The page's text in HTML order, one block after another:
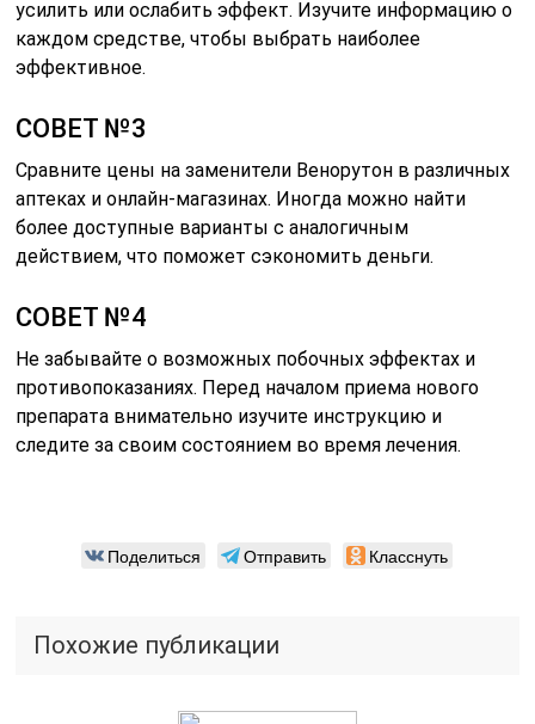
усилить или ослабить эффект. Изучите информацию о
каждом средстве, чтобы выбрать наиболее
эффективное.
СОВЕТ №3
Сравните цены на заменители Венорутон в различных
аптеках и онлайн-магазинах. Иногда можно найти
более доступные варианты с аналогичным
действием, что поможет сэкономить деньги.
СОВЕТ №4
Не забывайте о возможных побочных эффектах и
противопоказаниях. Перед началом приема нового
препарата внимательно изучите инструкцию и
следите за своим состоянием во время лечения.
Поделиться Отправить Класснуть
Похожие публикации